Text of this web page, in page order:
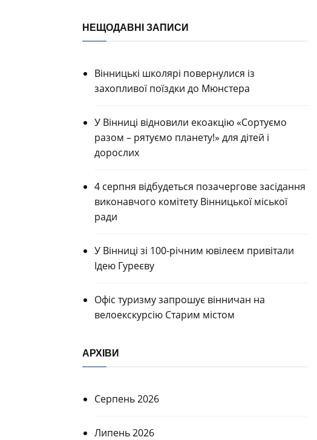
НЕЩОДАВНІ ЗАПИСИ
Вінницькі школярі повернулися із
захопливої поїздки до Мюнстера
У Вінниці відновили екоакцію «Сортуємо
разом – рятуємо планету!» для дітей і
дорослих
4 серпня відбудеться позачергове засідання
виконавчого комітету Вінницької міської
ради
У Вінниці зі 100-річним ювілеєм привітали
Ідею Гуреєву
Офіс туризму запрошує вінничан на
велоекскурсію Старим містом
АРХІВИ
Серпень 2026
Липень 2026